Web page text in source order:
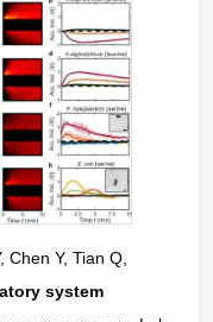
Chen Y, Tian Q,
system